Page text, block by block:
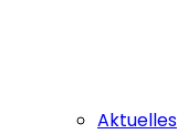
Aktuelles